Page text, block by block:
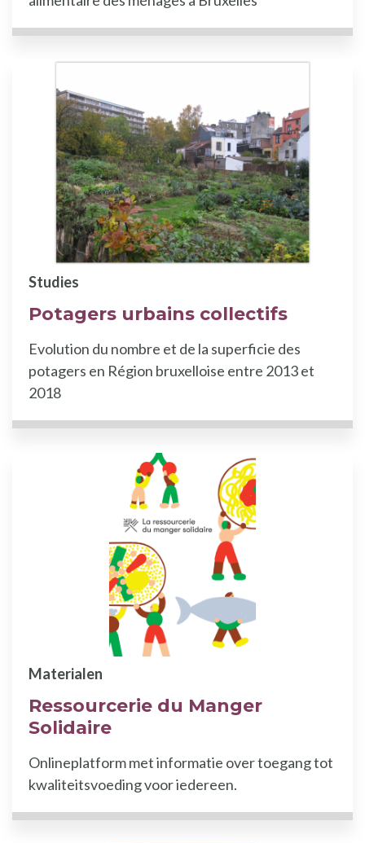
Potagers urbains collectifs
Studies
Evolution du nombre et de la superficie des
potagers en Région bruxelloise entre 2013 et
2018
Ressourcerie du Manger
Solidaire
Materialen
Onlineplatform met informatie over toegang tot
kwaliteitsvoeding voor iedereen.